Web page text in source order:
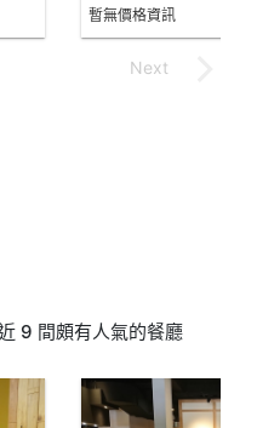
Double)
暫無價格資訊
9 間頗有人氣的餐廳